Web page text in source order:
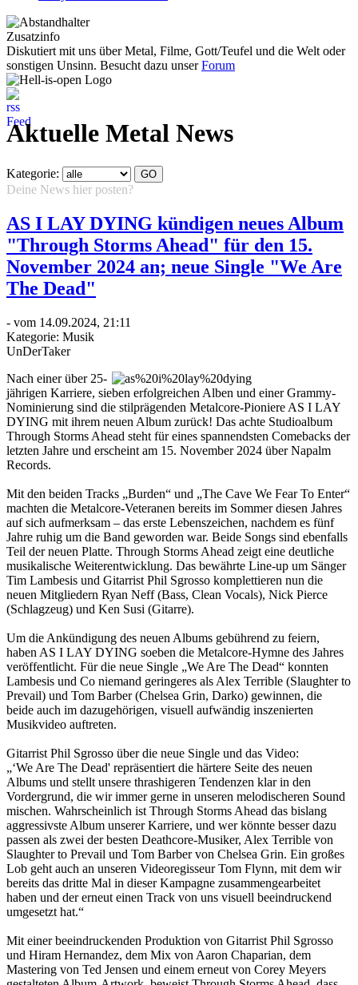
Zusatzinfo
Diskutiert mit uns über Metal, Filme, Gott/Teufel und die Welt oder
sonstigen Unsinn. Besucht dazu unserForum
Aktuelle Metal News
Kategorie:
Deine News hier posten?
AS I LAY DYING kündigen neues Album
"Through Storms Ahead" für den 15.
November 2024 an; neue Single "We Are
The Dead"
- vom 14.09.2024, 21:11
Kategorie: Musik
UnDerTaker
Nach einer über 25-
jährigen Karriere, sieben erfolgreichen Alben und einer Grammy-
Nominierung sind die stilprägenden Metalcore-Pioniere AS I LAY
DYING mit ihrem neuen Album zurück! Das achte Studioalbum
Through Storms Ahead steht für eines spannendsten Comebacks der
letzten Jahre und erscheint am 15. November 2024 über Napalm
Records.
Mit den beiden Tracks „Burden“ und „The Cave We Fear To Enter“
machten die Metalcore-Veteranen bereits im Sommer diesen Jahres
auf sich aufmerksam – das erste Lebenszeichen, nachdem es fünf
Jahre ruhig um die Band geworden war. Beide Songs sind ebenfalls
Teil der neuen Platte. Through Storms Ahead zeigt eine deutliche
musikalische Weiterentwicklung. Das bewährte Line-up um Sänger
Tim Lambesis und Gitarrist Phil Sgrosso komplettieren nun die
neuen Mitgliedern Ryan Neff (Bass, Clean Vocals), Nick Pierce
(Schlagzeug) und Ken Susi (Gitarre).
Um die Ankündigung des neuen Albums gebührend zu feiern,
haben AS I LAY DYING soeben die Metalcore-Hymne des Jahres
veröffentlicht. Für die neue Single „We Are The Dead“ konnten
Lambesis und Co niemand geringeres als Alex Terrible (Slaughter to
Prevail) und Tom Barber (Chelsea Grin, Darko) gewinnen, die
beide auch im dazugehörigen, visuell aufwändig inszenierten
Musikvideo auftreten.
Gitarrist Phil Sgrosso über die neue Single und das Video:
„‘We Are The Dead' repräsentiert die härtere Seite des neuen
Albums und stellt unsere thrashigeren Tendenzen klar in den
Vordergrund, die wir immer gerne in unseren melodischeren Sound
mischen. Wahrscheinlich ist Through Storms Ahead das bislang
aggressivste Album unserer Karriere, und wer könnte besser dazu
passen als zwei der besten Deathcore-Musiker, Alex Terrible von
Slaughter to Prevail und Tom Barber von Chelsea Grin. Ein großes
Lob geht auch an unseren Videoregisseur Tom Flynn, mit dem wir
bereits das dritte Mal in dieser Kampagne zusammengearbeitet
haben und der erneut einen Track von uns visuell beeindruckend
umgesetzt hat.“
Mit einer beeindruckenden Produktion von Gitarrist Phil Sgrosso
und Hiram Hernandez, dem Mix von Aaron Chaparian, dem
Mastering von Ted Jensen und einem erneut von Corey Meyers